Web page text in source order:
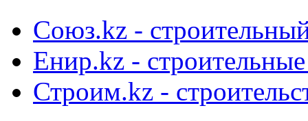
Союз.kz -
Енир.kz -
Строим.kz -